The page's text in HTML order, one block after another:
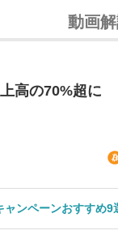
動画
高の70%超に
ャンペーンおすすめ